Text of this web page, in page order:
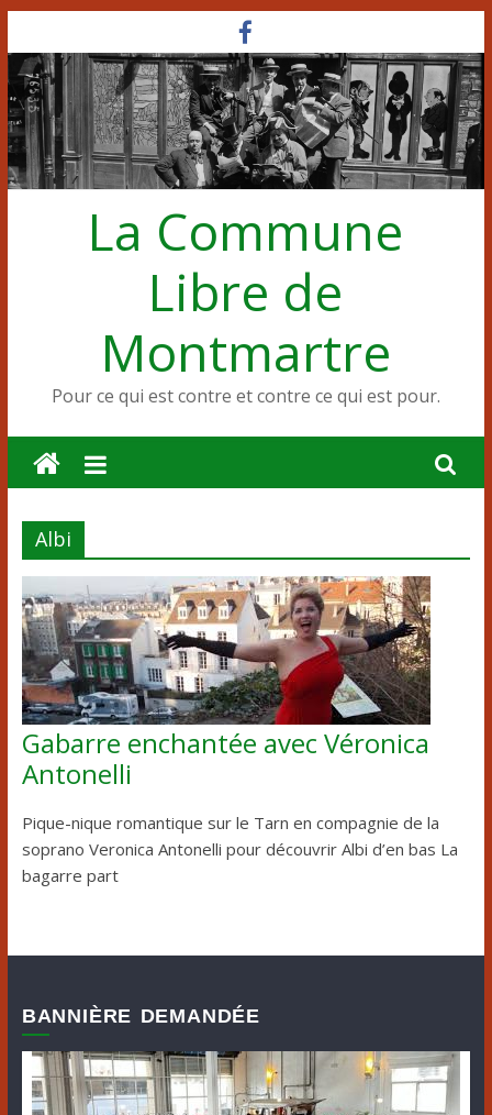
au
contenu
La Commune
Libre de
Montmartre
Pour ce qui est contre et contre ce qui est pour.
Albi
Gabarre enchantée avec Véronica
Antonelli
Pique-nique romantique sur le Tarn en compagnie de la
soprano Veronica Antonelli pour découvrir Albi d’en bas La
bagarre part
BANNIÈRE DEMANDÉE